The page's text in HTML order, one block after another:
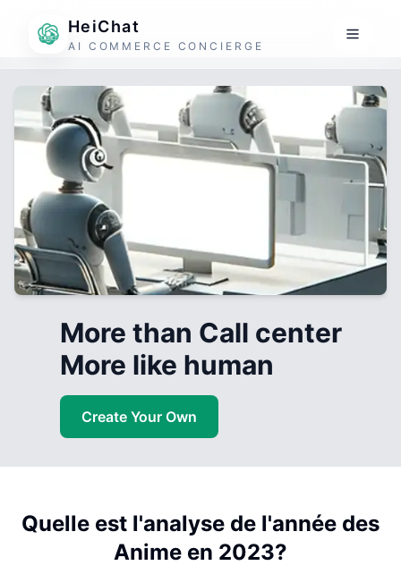
HeiChat
AI COMMERCE CONCIERGE
More than Call center
More like human
Create Your Own
Quelle est l'analyse de l'année des
Anime en 2023?